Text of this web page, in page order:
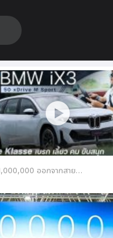
อยแล้ว นับเป็นแบรนด์ที่ผลิตรถยนต์ครบหนึ่งล้านคันเร็วที่สุดในโลก